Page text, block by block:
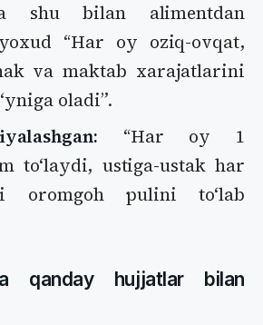
shu bilan alimentdan
“Har oy oziq-ovqat,
va maktab xarajatlarini
oladi”.
“Har oy 1
toʻlaydi, ustiga-ustak har
oromgoh pulini toʻlab
qanday hujjatlar bilan